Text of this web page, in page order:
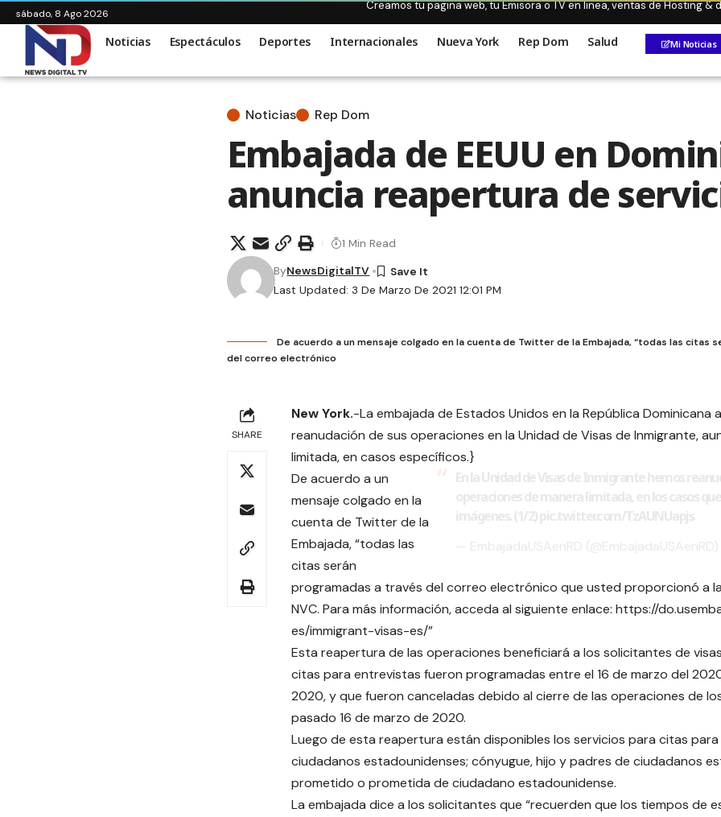
sábado, 8 Ago 2026
Creamos tu pagina web, tu Emisora o TV en linea, ventas de Hosting &
Noticias Espectáculos Deportes Internacionales Nueva York Rep Dom Salud Mi Noticias
Noticias Rep Dom
Embajada de EEUU en
anuncia reapertura de
Last Updated: 3 De Marzo De 2021 12:01 PM
ByNewsDigitalTV
1 Min Read
De acuerdo a un mensaje colgado en la cuenta de Twitter de la Embajada, “todas las citas
del correo electrónico
SHARE
New York.-La embajada de Estados Unidos en la República Dominicana
reanudación de sus operaciones en la Unidad de Visas de Inmigrante,
limitada, en casos específicos.}
De acuerdo a un
mensaje colgado en la
cuenta de Twitter de la
Embajada, “todas las
citas serán
programadas a través del correo electrónico que usted proporcionó a
NVC. Para más información, acceda al siguiente enlace: https://
es/immigrant-visas-es/”
Esta reapertura de las operaciones beneficiará a los solicitantes de
citas para entrevistas fueron programadas entre el 16 de marzo del
2020, y que fueron canceladas debido al cierre de las operaciones de
pasado 16 de marzo de 2020.
Luego de esta reapertura están disponibles los servicios para citas
ciudadanos estadounidenses; cónyugue, hijo y padres de ciudadanos
prometido o prometida de ciudadano estadounidense.
La embajada dice a los solicitantes que “recuerden que los tiempos de